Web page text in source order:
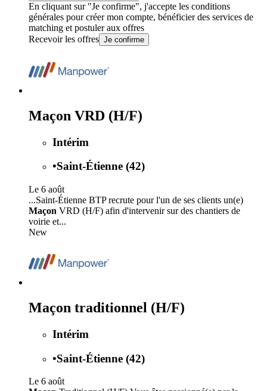
En cliquant sur "Je confirme", j'accepte les conditions
générales pour créer mon compte, bénéficier des services de
matching et postuler aux offres
Recevoir les offres Je confirme
Maçon VRD (H/F)
Intérim
•Saint-Étienne (42)
Le 6 août
...Saint-Étienne BTP recrute pour l'un de ses clients un(e)
Maçon VRD (H/F) afin d'intervenir sur des chantiers de
voirie et...
New
Maçon traditionnel (H/F)
Intérim
•Saint-Étienne (42)
Le 6 août